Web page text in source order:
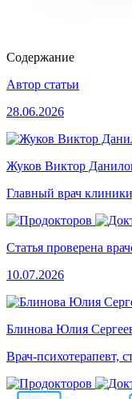
Содержание
Автор статьи
28.06.2026
Жуков Виктор
Главный врач
Статья проверена
10.07.2026
Блинова Юлия
Врач-психотерапевт,